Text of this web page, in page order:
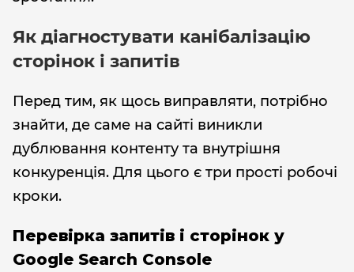
Як діагностувати канібалізацію
сторінок і запитів
Перед тим, як щось виправляти, потрібно
знайти, де саме на сайті виникли
дублювання контенту та внутрішня
конкуренція. Для цього є три прості робочі
кроки.
Перевірка запитів і сторінок у
Google Search Console